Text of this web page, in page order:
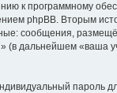
к программному
phpBB. Вторым
сообщения,
дальнейшем «ваша
пароль